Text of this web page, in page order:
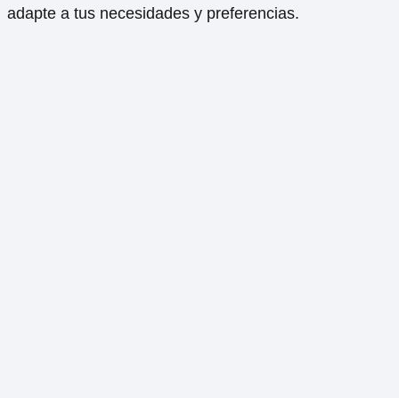
adapte a tus necesidades y preferencias.